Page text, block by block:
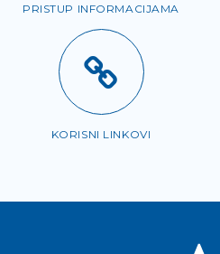
PRISTUP INFORMACIJAMA
KORISNI LINKOVI